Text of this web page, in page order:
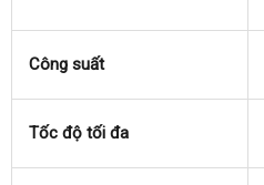
Công suất
Tốc độ tối đa